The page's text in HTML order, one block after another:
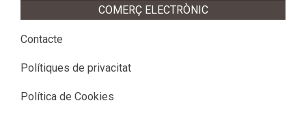
COMERÇ ELECTRÒNIC
Contacte
Polítiques de privacitat
Política de Cookies